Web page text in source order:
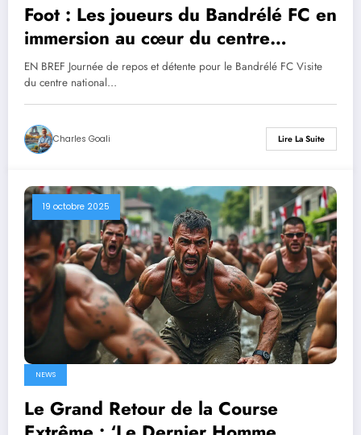
Foot : Les joueurs du Bandrélé FC en
immersion au cœur du centre
d’entraînement emblématique des
Bleus
EN BREF Journée de repos et détente pour le Bandrélé FC Visite
du centre national…
Charles Goali Lire La Suite
19 octobre 2025
NEWS
Le Grand Retour de la Course